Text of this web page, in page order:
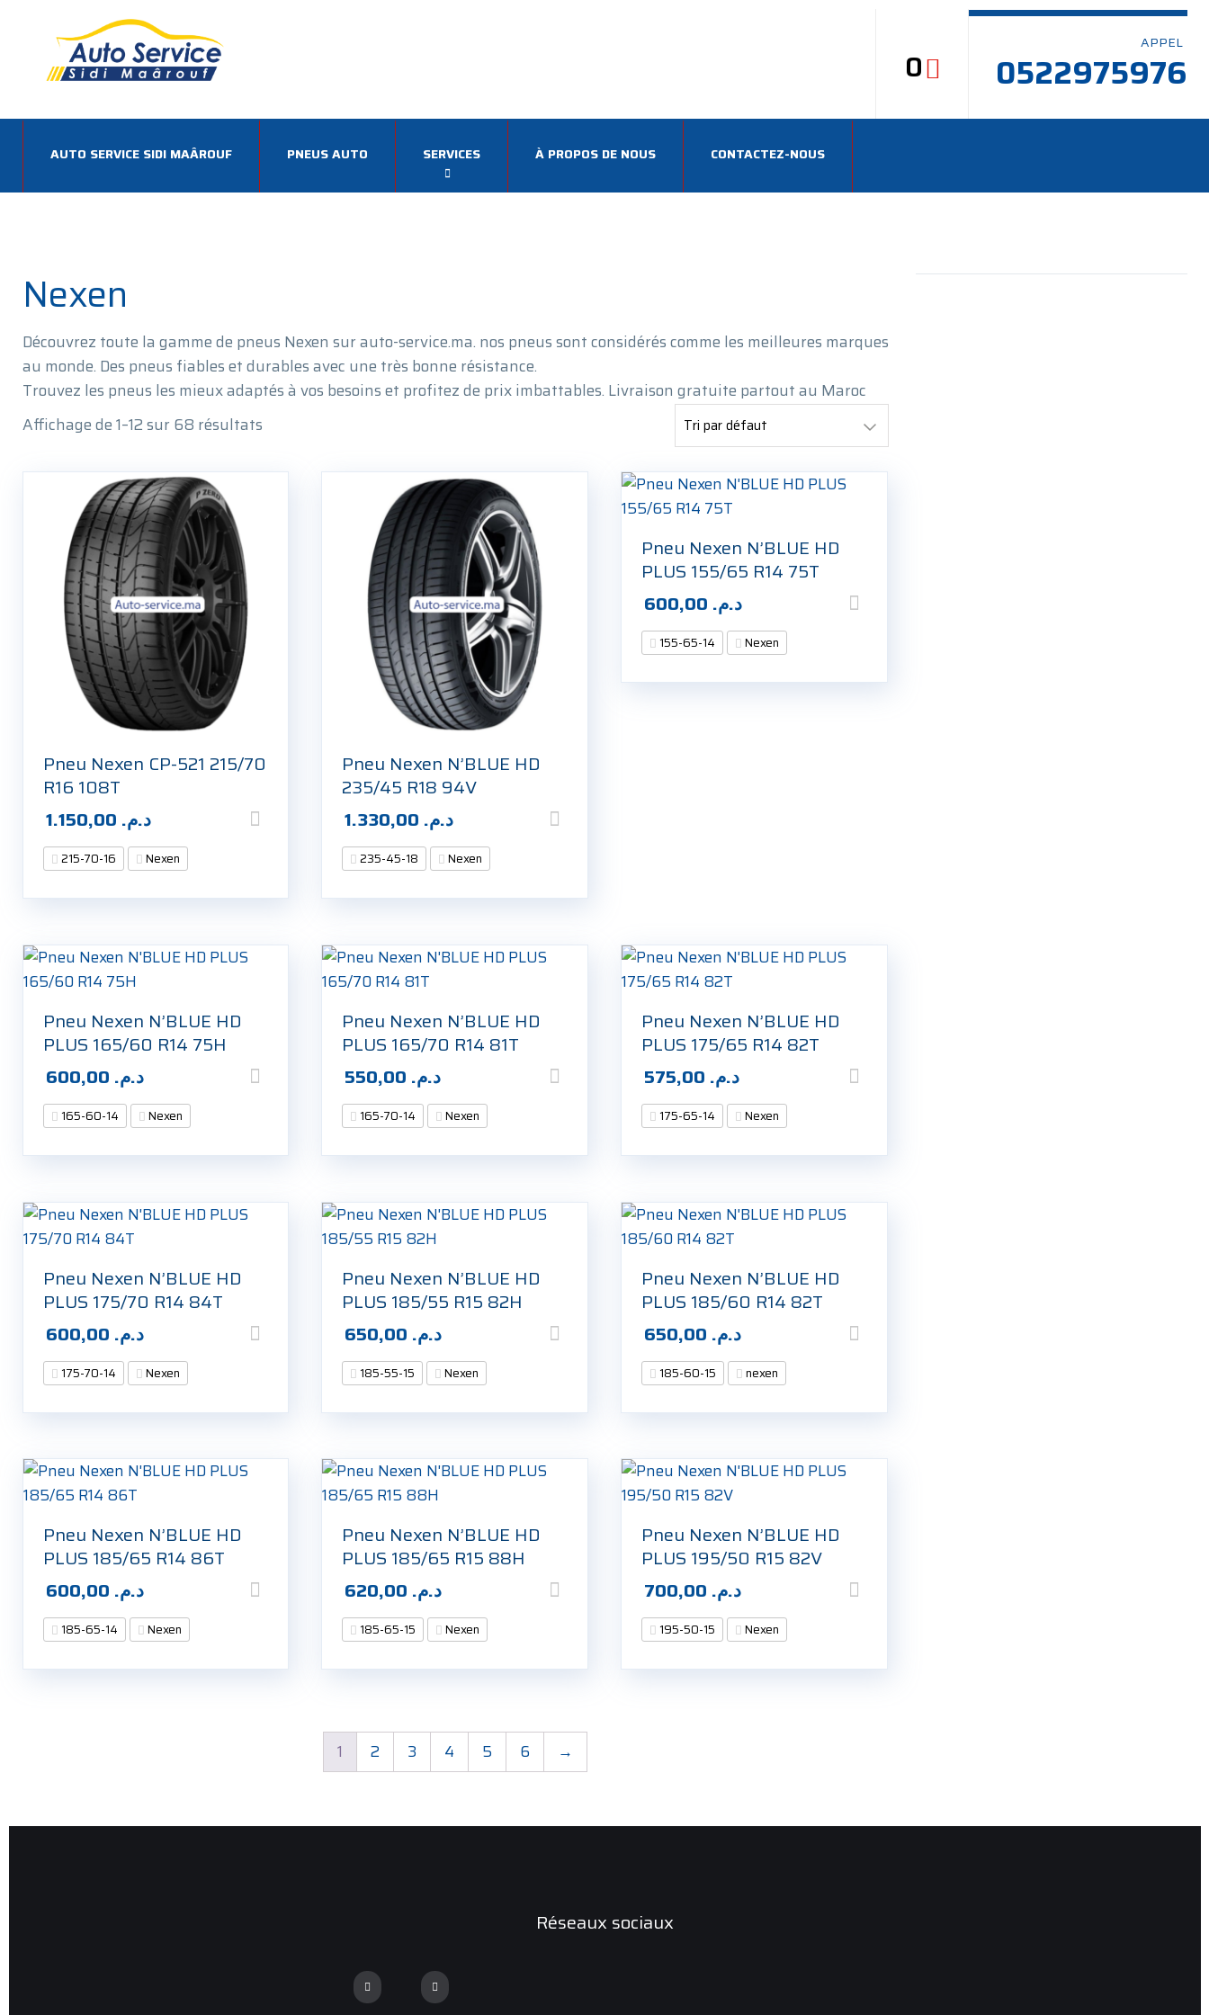
0
APPEL
0522975976
AUTO SERVICE SIDI MAÂROUF PNEUS AUTO SERVICES À PROPOS DE NOUS CONTACTEZ-NOUS
Nexen
Découvrez toute la gamme de pneus Nexen sur auto-service.ma. nos pneus sont considérés comme les meilleures marques
au monde. Des pneus fiables et durables avec une très bonne résistance.
Trouvez les pneus les mieux adaptés à vos besoins et profitez de prix imbattables. Livraison gratuite partout au Maroc
Affichage de 1–12 sur 68 résultats
Pneu Nexen CP-521 215/70
R16 108T
د.م.
215-70-16 Nexen
Pneu Nexen N’BLUE HD
235/45 R18 94V
د.م.
235-45-18 Nexen
Pneu Nexen N’BLUE HD
PLUS 155/65 R14 75T
د.م.
155-65-14 Nexen
Pneu Nexen N’BLUE HD
PLUS 165/60 R14 75H
د.م.
165-60-14 Nexen
Pneu Nexen N’BLUE HD
PLUS 165/70 R14 81T
د.م.
165-70-14 Nexen
Pneu Nexen N’BLUE HD
PLUS 175/65 R14 82T
د.م.
175-65-14 Nexen
Pneu Nexen N’BLUE HD
PLUS 175/70 R14 84T
د.م.
175-70-14 Nexen
Pneu Nexen N’BLUE HD
PLUS 185/55 R15 82H
د.م.
185-55-15 Nexen
Pneu Nexen N’BLUE HD
PLUS 185/60 R14 82T
د.م.
185-60-15 nexen
Pneu Nexen N’BLUE HD
PLUS 185/65 R14 86T
د.م.
185-65-14 Nexen
Pneu Nexen N’BLUE HD
PLUS 185/65 R15 88H
د.م.
185-65-15 Nexen
Pneu Nexen N’BLUE HD
PLUS 195/50 R15 82V
د.م.
195-50-15 Nexen
1 2 3 4 5 6 →
Réseaux sociaux